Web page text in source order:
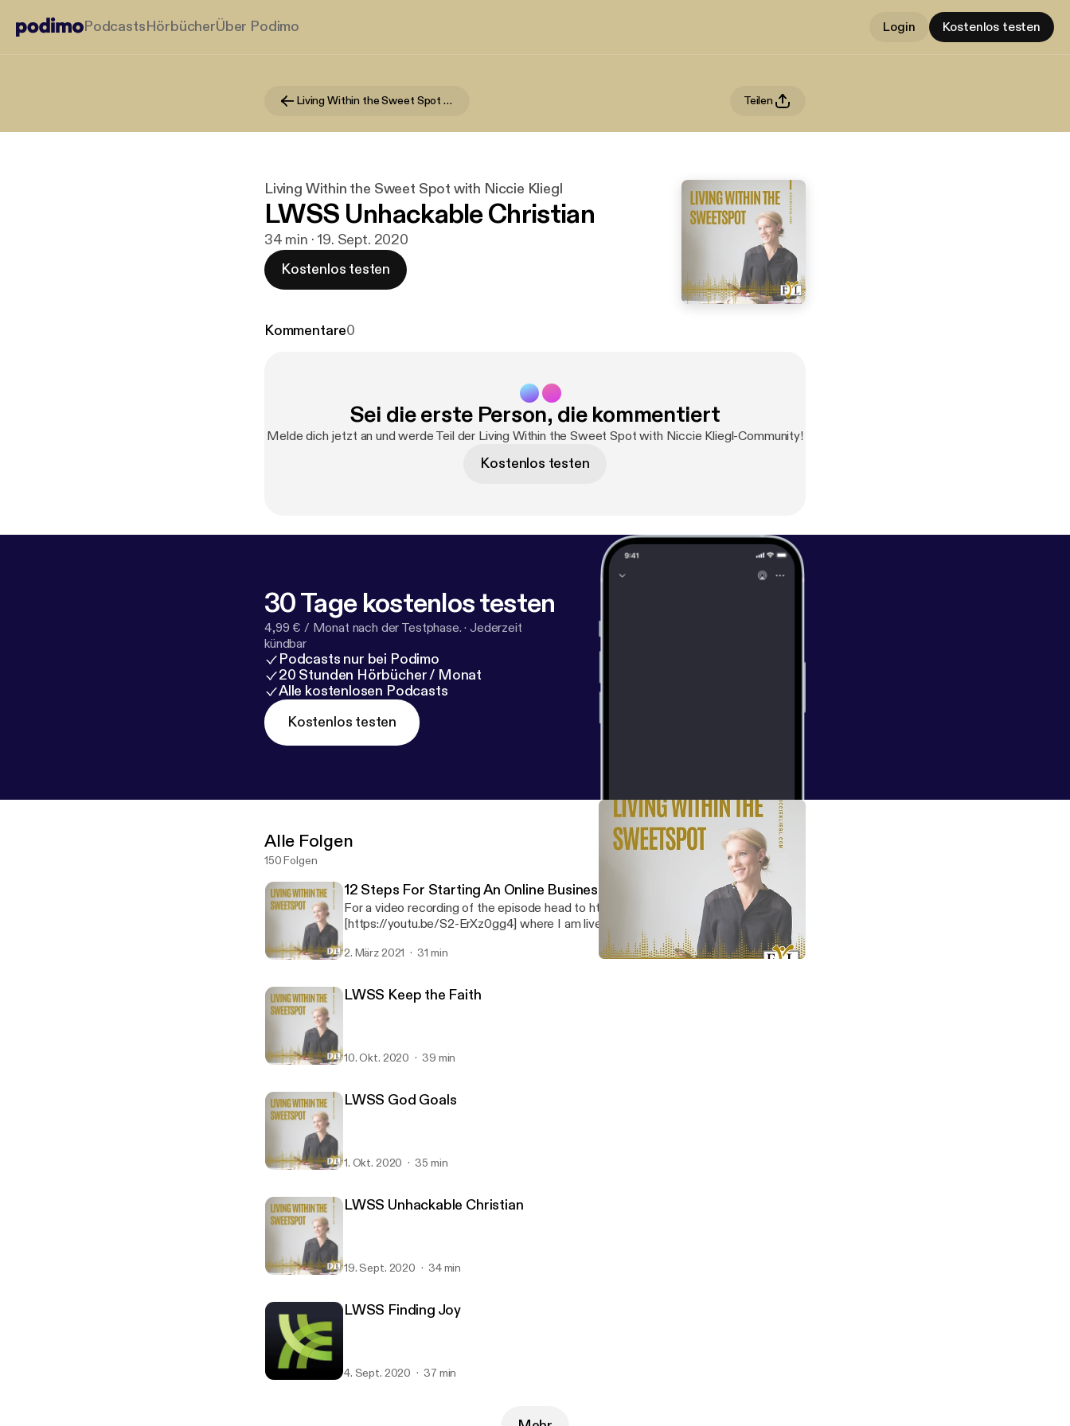
PodcastsHörbücherÜber Podimo Login Kostenlos testen
Living Within the Sweet Spot with Niccie Kliegl Teilen
Living Within the Sweet Spot with Niccie Kliegl
LWSS Unhackable Christian
34 min · 19. Sept. 2020
Kostenlos testen
Kommentare0
Sei die erste Person, die kommentiert
Melde dich jetzt an und werde Teil der Living Within the Sweet Spot with Niccie Kliegl-Community!
Kostenlos testen
30 Tage kostenlos testen
4,99 € / Monat nach der Testphase. · Jederzeit
kündbar
Podcasts nur bei Podimo
20 Stunden Hörbücher / Monat
Alle kostenlosen Podcasts
Kostenlos testen
Alle Folgen
150 Folgen
12 Steps For Starting An Online Business
For a video recording of the episode head to https://youtu.be/S2-ErXz0gg4
[https://youtu.be/S2-ErXz0gg4] where I am live doing this training and offering free
2. März 2021 31 min
LWSS Keep the Faith
10. Okt. 2020 39 min
LWSS God Goals
1. Okt. 2020 35 min
LWSS Unhackable Christian
19. Sept. 2020 34 min
LWSS Finding Joy
4. Sept. 2020 37 min